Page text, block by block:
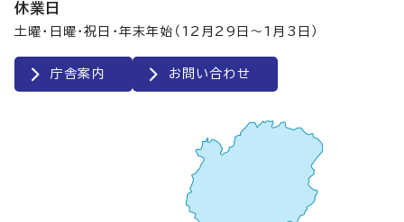
休業日
土曜・日曜・祝日・年末年始（12月29日～1月3日）
庁舎案内 お問い合わせ